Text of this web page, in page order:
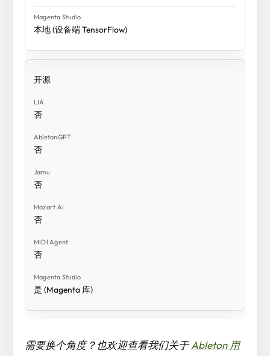
本地 (设备端 TensorFlow)
开源
否
否
否
否
否
是 (Magenta 库)
需要换个角度？也欢迎查看我们关于Ableton 用